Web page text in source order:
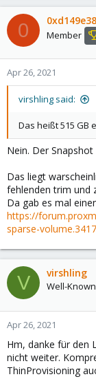
0 Member
Apr 26, 2021
virshling said:
Das heißt 515 GB
Nein. Der
Das liegt
fehlenden trim und
Da gab es mal
https://
sparse-
V virshling
Well-
Apr 26, 2021
Hm, danke für den
nicht weiter.
ThinProvisioning